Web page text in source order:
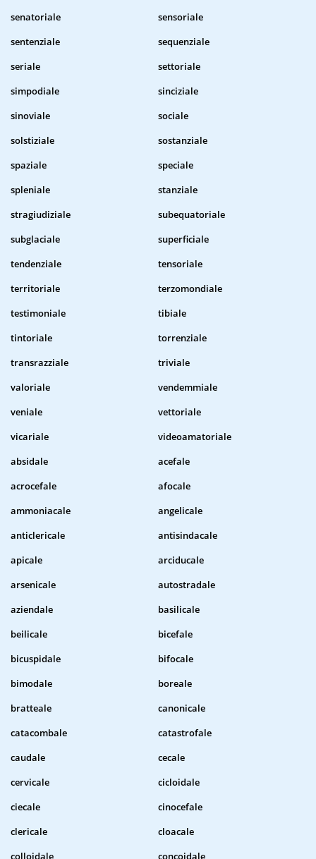
senatoriale
sensoriale
sentenziale
sequenziale
seriale
settoriale
simpodiale
sinciziale
sinoviale
sociale
solstiziale
sostanziale
spaziale
speciale
spleniale
stanziale
stragiudiziale
subequatoriale
subglaciale
superficiale
tendenziale
tensoriale
territoriale
terzomondiale
testimoniale
tibiale
tintoriale
torrenziale
transrazziale
triviale
valoriale
vendemmiale
veniale
vettoriale
vicariale
videoamatoriale
absidale
acefale
acrocefale
afocale
ammoniacale
angelicale
anticlericale
antisindacale
apicale
arciducale
arsenicale
autostradale
aziendale
basilicale
beilicale
bicefale
bicuspidale
bifocale
bimodale
boreale
bratteale
canonicale
catacombale
catastrofale
caudale
cecale
cervicale
cicloidale
ciecale
cinocefale
clericale
cloacale
colloidale
concoidale